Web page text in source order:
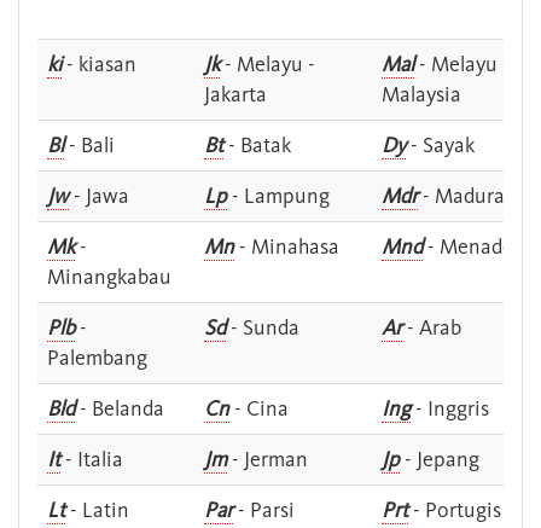
ki- kiasan Jk- Melayu -
Jakarta
Mal- Melayu -
Malaysia
Bl- Bali Bt- Batak Dy- Sayak
Jw- Jawa Lp- Lampung Mdr- Madura
Mk-
Minangkabau
Mn- Minahasa Mnd- Menado
Plb-
Palembang
Sd- Sunda Ar- Arab
Bld- Belanda Cn- Cina Ing- Inggris
It- Italia Jm- Jerman Jp- Jepang
Lt- Latin Par- Parsi Prt- Portugis